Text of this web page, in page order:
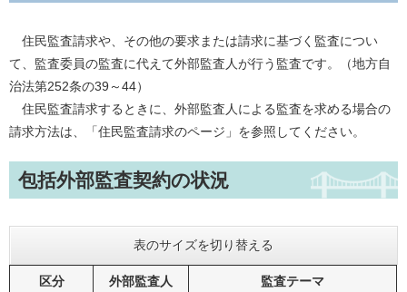
住民監査請求や、その他の要求または請求に基づく監査につい
て、監査委員の監査に代えて外部監査人が行う監査です。（地方自
治法第252条の39～44）
住民監査請求するときに、外部監査人による監査を求める場合の
請求方法は、「住民監査請求のページ」を参照してください。
包括外部監査契約の状況
表のサイズを切り替える
区分 外部監査人 監査テーマ